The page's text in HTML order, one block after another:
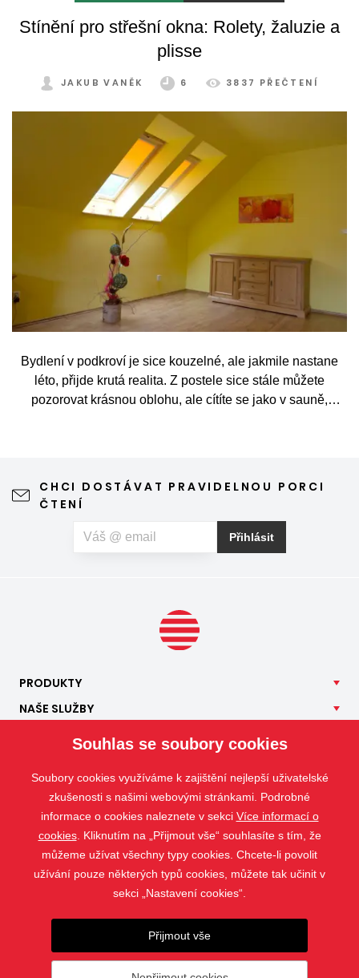
Stínění pro střešní okna: Rolety, žaluzie a
plisse
JAKUB VANĚK 6 3837 PŘEČTENÍ
Bydlení v podkroví je sice kouzelné, ale jakmile nastane
léto, přijde krutá realita. Z postele sice stále můžete
pozorovat krásnou oblohu, ale cítíte se jako v sauně,
CHCI DOSTÁVAT PRAVIDELNOU PORCI
ČTENÍ
Přihlásit
PRODUKTY
NAŠE SLUŽBY
KONTAKT
Souhlas se soubory cookies
Soubory cookies využíváme k zajištění nejlepší uživatelské
zkušenosti s našimi webovými stránkami. Podrobné
informace o cookies naleznete v sekci Více informací o
cookies. Kliknutím na „Přijmout vše“ souhlasíte s tím, že
můžeme užívat všechny typy cookies. Chcete-li povolit
užívání pouze některých typů cookies, můžete tak učinit v
sekci „Nastavení cookies“.
Přijmout vše